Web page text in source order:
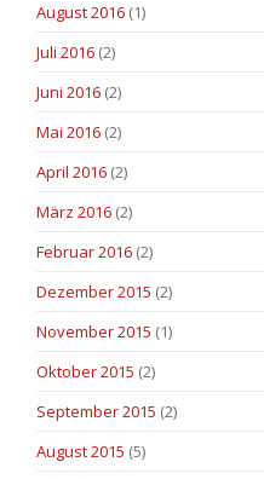
August 2016 (1)
Juli 2016 (2)
Juni 2016 (2)
Mai 2016 (2)
April 2016 (2)
März 2016 (2)
Februar 2016 (2)
Dezember 2015 (2)
November 2015 (1)
Oktober 2015 (2)
September 2015 (2)
August 2015 (5)